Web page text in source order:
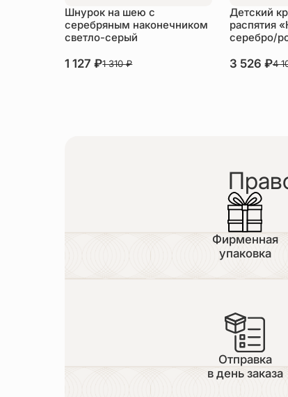
Шнурок на шею с
серебряным наконечником
светло-серый
1 127₽1 310₽
Детский
распятия
серебро/
3 526 ₽4
Фирменная
упаковка
Отправка
в день заказа